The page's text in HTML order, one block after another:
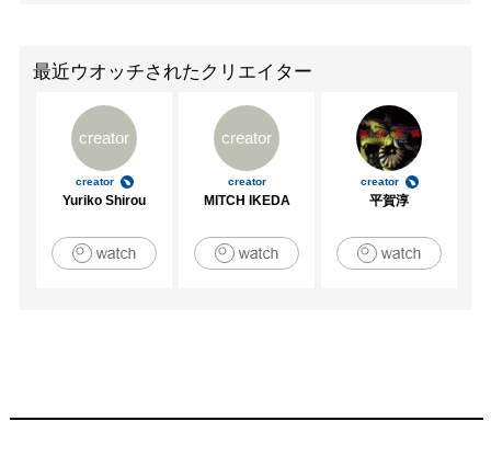
最近ウオッチされたクリエイター
creator
creator
Yuriko Shirou
creator
creator
MITCH IKEDA
creator
平賀淳